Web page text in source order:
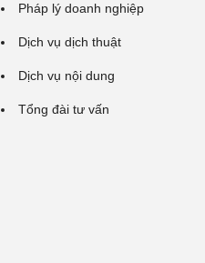
Pháp lý doanh nghiệp
Dịch vụ dịch thuật
Dịch vụ nội dung
Tổng đài tư vấn